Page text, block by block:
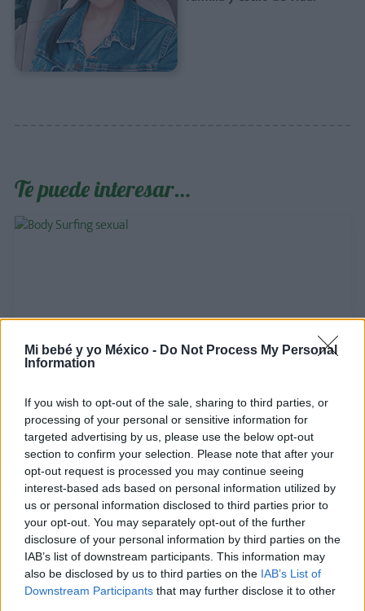
Mi bebé y yo México - Do Not Process My Personal
Information
If you wish to opt-out of the sale, sharing to third parties, or
processing of your personal or sensitive information for
targeted advertising by us, please use the below opt-out
section to confirm your selection. Please note that after your
opt-out request is processed you may continue seeing
interest-based ads based on personal information utilized by
us or personal information disclosed to third parties prior to
your opt-out. You may separately opt-out of the further
disclosure of your personal information by third parties on the
IAB’s list of downstream participants. This information may
also be disclosed by us to third parties on the IAB’s List of
Downstream Participants that may further disclose it to other
Te puede interesar…
Body Surfing sexual: la técnica sensual para
aumentar el placer en pareja
LEER